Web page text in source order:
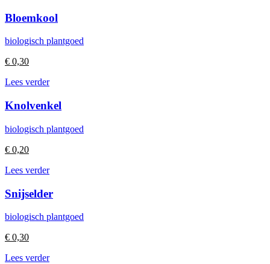
Bloemkool
biologisch plantgoed
€ 0,30
Lees verder
Knolvenkel
biologisch plantgoed
€ 0,20
Lees verder
Snijselder
biologisch plantgoed
€ 0,30
Lees verder